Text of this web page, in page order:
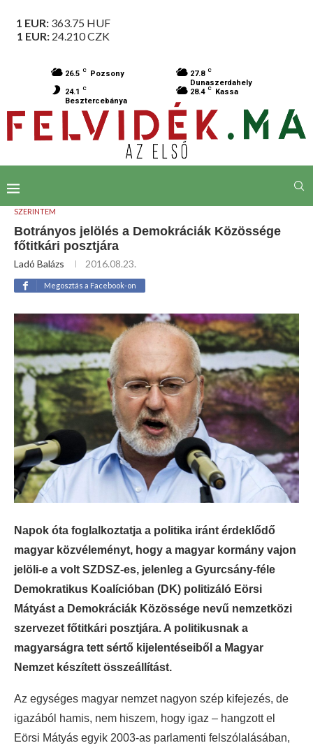
1 EUR: 363.75 HUF
1 EUR: 24.210CZK
26.5 C Pozsony 27.8 C
Dunaszerdahely
24.1 C
Besztercebánya
28.4 C Kassa
SZERINTEM
Botrányos jelölés a Demokráciák Közössége
főtitkári posztjára
Ladó Balázs 2016.08.23.
Megosztás a Facebook-on
Napok óta foglalkoztatja a politika iránt érdeklődő
magyar közvéleményt, hogy a magyar kormány vajon
jelöli-e a volt SZDSZ-es, jelenleg a Gyurcsány-féle
Demokratikus Koalícióban (DK) politizáló Eörsi
Mátyást a Demokráciák Közössége nevű nemzetközi
szervezet főtitkári posztjára. A politikusnak a
magyarságra tett sértő kijelentéseiből a Magyar
Nemzet készített összeállítást.
Az egységes magyar nemzet nagyon szép kifejezés, de
igazából hamis, nem hiszem, hogy igaz – hangzott el
Eörsi Mátyás egyik 2003-as parlamenti felszólalásában,